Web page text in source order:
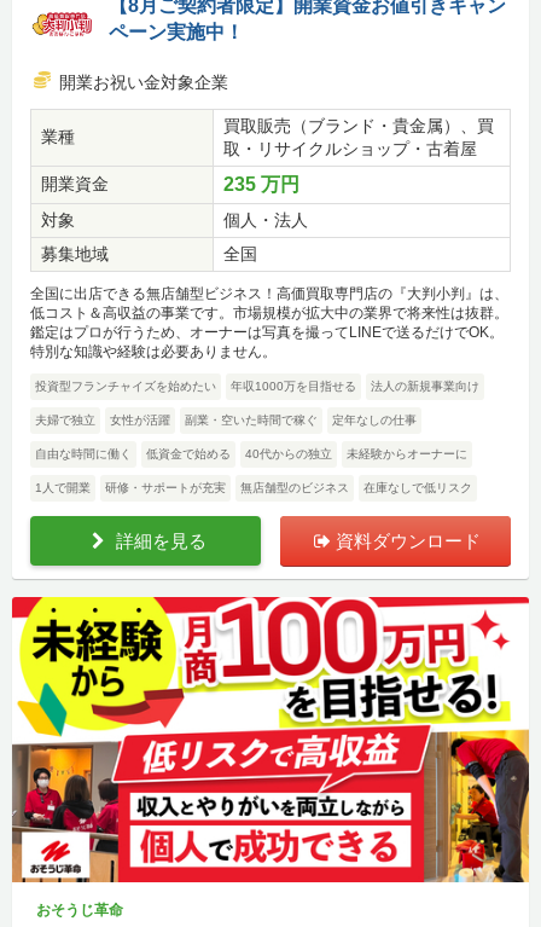
【8月ご契約者限定】開業資金お値引きキャン
ペーン実施中！
開業お祝い金対象企業
業種
買取販売（ブランド・貴金属）、買
取・リサイクルショップ・古着屋
開業資金
235 万円
対象
個人・法人
募集地域
全国
全国に出店できる無店舗型ビジネス！高価買取専門店の『大判小判』は、
低コスト＆高収益の事業です。市場規模が拡大中の業界で将来性は抜群。
鑑定はプロが行うため、オーナーは写真を撮ってLINEで送るだけでOK。
特別な知識や経験は必要ありません。
投資型フランチャイズを始めたい 年収1000万を目指せる 法人の新規事業向け
夫婦で独立 女性が活躍 副業・空いた時間で稼ぐ 定年なしの仕事
自由な時間に働く 低資金で始める 40代からの独立 未経験からオーナーに
1人で開業 研修・サポートが充実 無店舗型のビジネス 在庫なしで低リスク
詳細を見る 資料ダウンロード
おそうじ革命